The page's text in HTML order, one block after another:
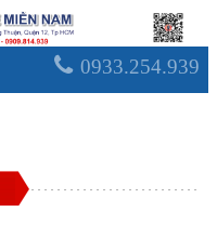
0933.254.939